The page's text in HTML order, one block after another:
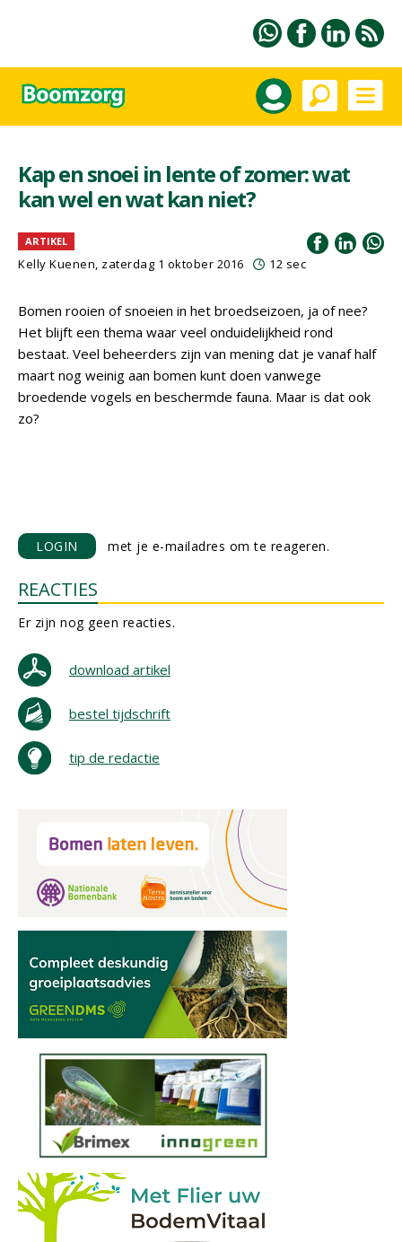
Kap en snoei in lente of zomer: wat
kan wel en wat kan niet?
ARTIKEL
Kelly Kuenen, zaterdag 1 oktober 2016 12 sec
Bomen rooien of snoeien in het broedseizoen, ja of nee?
Het blijft een thema waar veel onduidelijkheid rond
bestaat. Veel beheerders zijn van mening dat je vanaf half
maart nog weinig aan bomen kunt doen vanwege
broedende vogels en beschermde fauna. Maar is dat ook
zo?
LOGIN met je e-mailadres om te reageren.
REACTIES
Er zijn nog geen reacties.
download artikel
bestel tijdschrift
tip de redactie